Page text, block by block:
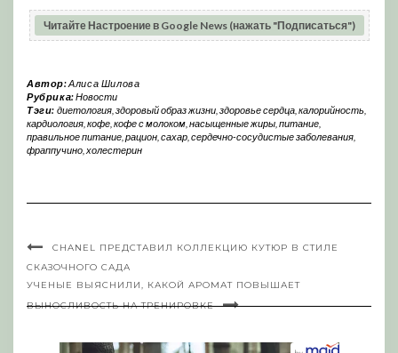
Читайте Настроение в Google News (нажать "Подписаться")
Автор:Алиса Шилова
Рубрика:Новости
Тэги: диетология, здоровый образ жизни, здоровье сердца, калорийность
кардиология кофе кофе с молоком насыщенные жиры питание
правильное питание рацион сахар сердечно-сосудистые заболевания
фраппучино холестерин
CHANEL ПРЕДСТАВИЛ КОЛЛЕКЦИЮ КУТЮР В СТИЛЕ
СКАЗОЧНОГО САДА
УЧЕНЫЕ ВЫЯСНИЛИ, КАКОЙ АРОМАТ ПОВЫШАЕТ
ВЫНОСЛИВОСТЬ НА ТРЕНИРОВКЕ